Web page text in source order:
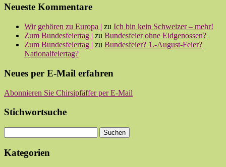
Neueste Kommentare
Wir gehören zu Europa | zu Ich bin kein Schweizer – mehr!
Zum Bundesfeiertag | zu Bundesfeier ohne Eidgenossen?
Zum Bundesfeiertag | zu Bundesfeier? 1.-August-Feier?
Nationalfeiertag?
Neues per E-Mail erfahren
Abonnieren Sie Chirsipfäffer per E-Mail
Stichwortsuche
Kategorien